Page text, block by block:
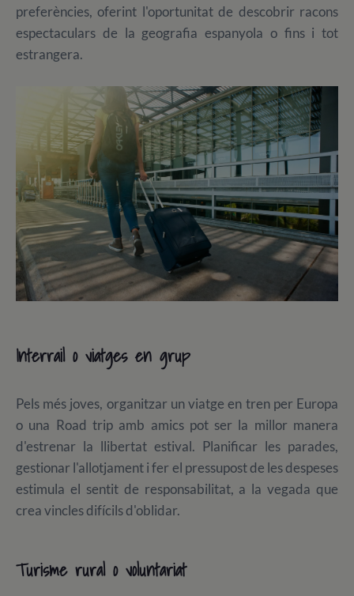
preferències, oferint l'oportunitat de descobrir racons
espectaculars de la geografia espanyola o fins i tot
estrangera.
Interrail o viatges en grup
Pels més joves, organitzar un viatge en tren per Europa
o una Road trip amb amics pot ser la millor manera
d'estrenar la llibertat estival. Planificar les parades,
gestionar l'allotjament i fer el pressupost de les despeses
estimula el sentit de responsabilitat, a la vegada que
crea vincles difícils d'oblidar.
Turisme rural o voluntariat